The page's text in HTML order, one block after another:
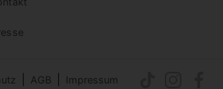
AGB Impressum